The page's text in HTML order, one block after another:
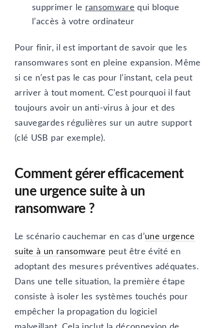
supprimer le ransomware qui bloque
l’accès à votre ordinateur
Pour finir, il est important de savoir que les
ransomwares sont en pleine expansion. Même
si ce n’est pas le cas pour l’instant, cela peut
arriver à tout moment. C’est pourquoi il faut
toujours avoir un anti-virus à jour et des
sauvegardes régulières sur un autre support
(clé USB par exemple).
Comment gérer efficacement
une urgence suite à un
ransomware ?
Le scénario cauchemar en cas d’une urgence
suite à un ransomware peut être évité en
adoptant des mesures préventives adéquates.
Dans une telle situation, la première étape
consiste à isoler les systèmes touchés pour
empêcher la propagation du logiciel